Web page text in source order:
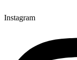
Instagram